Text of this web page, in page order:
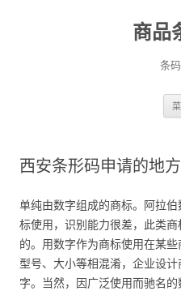
商品
条
西安条形码申请的地方
单纯由数字组成的商标。阿拉
标使用，识别能力很差，此类
的。用数字作为商标使用在某些
型号、大小等相混淆，企业设
字。当然，因广泛使用而驰名